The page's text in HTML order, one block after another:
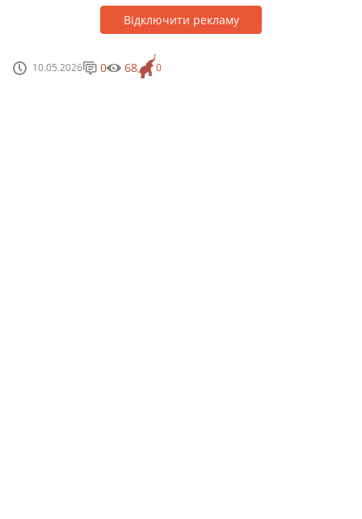
Відключити рекламу
10.05.2026 0
0 68